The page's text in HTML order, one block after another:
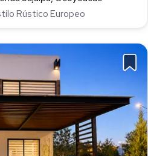
Rústico Europeo